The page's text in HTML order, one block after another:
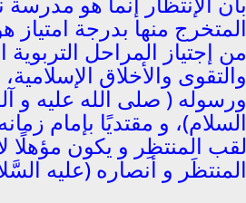
بأن الإنتظار إنما هو مدرسة
المتخرج منها بدرجة
من إجتياز المراحل
والتقوى والأخلاق
ورسوله ( صلى الله عليه و
السلام)، و مقتديًا بإمام
لقب المنتظِر و يكون مؤهلًا
المنتظَر و أنصاره (عليه